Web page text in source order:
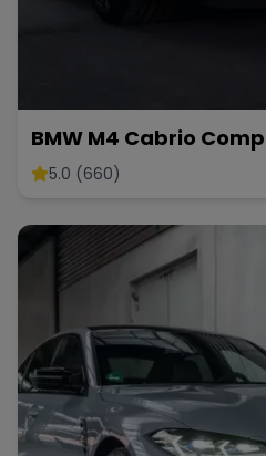
BMW M4 Cabrio
5.0 (660)